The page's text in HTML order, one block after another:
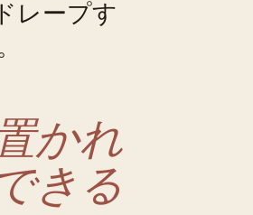
レープす
かれ
きる